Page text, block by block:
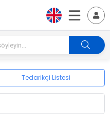
Tedarikçi Listesi